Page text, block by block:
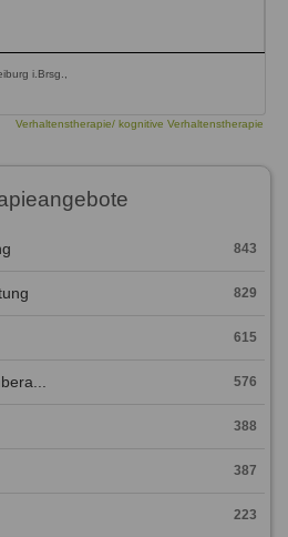
i.Brsg.,
Verhaltenstherapie/ kognitive Verhaltenstherapie
843
829
615
576
388
387
223